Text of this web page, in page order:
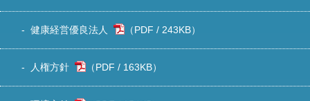
健康経営優良法人 243KB）
人権方針 163KB）